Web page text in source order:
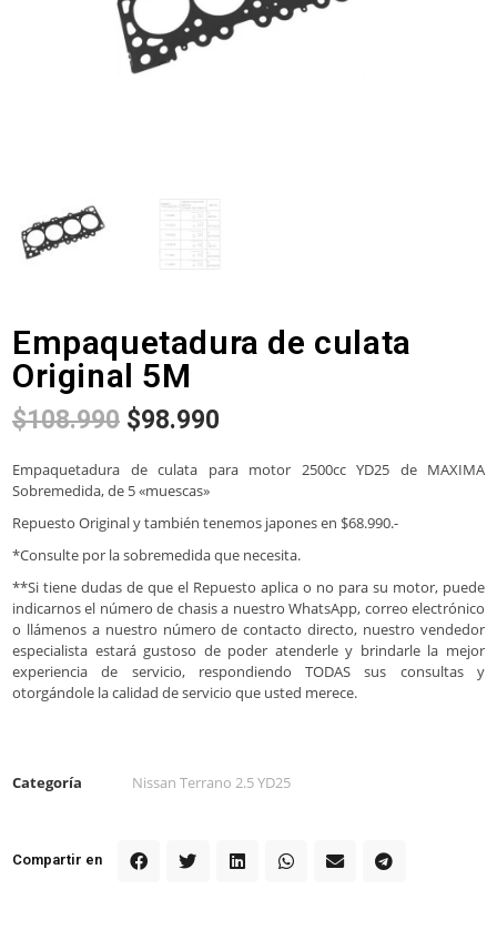
Empaquetadura de culata
Original 5M
$108.990 $98.990
Empaquetadura de culata para motor 2500cc YD25 de MAXIMA
Sobremedida, de 5 «muescas»
Repuesto Original y también tenemos japones en $68.990.-
*Consulte por la sobremedida que necesita.
**Si tiene dudas de que el Repuesto aplica o no para su motor, puede
indicarnos el número de chasis a nuestro WhatsApp, correo electrónico
o llámenos a nuestro número de contacto directo, nuestro vendedor
especialista estará gustoso de poder atenderle y brindarle la mejor
experiencia de servicio, respondiendo TODAS sus consultas y
otorgándole la calidad de servicio que usted merece.
Categoría Nissan Terrano 2.5 YD25
Compartir en